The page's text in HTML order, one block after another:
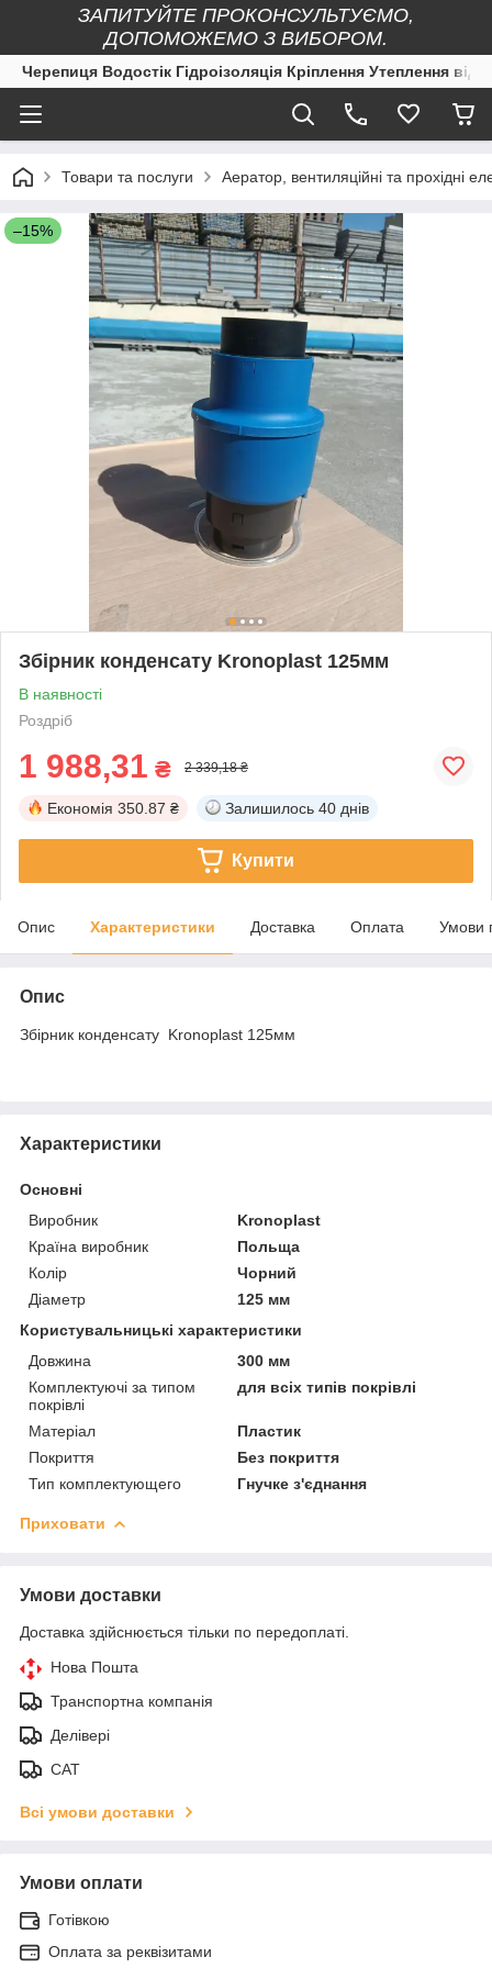
ЗАПИТУЙТЕ ПРОКОНСУЛЬТУЄМО,
ДОПОМОЖЕМО З ВИБОРОМ.
Черепиця Водостік Гідроізоляція Кріплення Утеплення
Товари та послуги Аератор, вентиляційні та прохідні
–15%
Збірник конденсату Kronoplast 125мм
В наявності
Роздріб
1 988,31 ₴ 2 339,18 ₴
Економія 350.87 ₴ Залишилось 40 днів
Купити
Опис Характеристики Доставка Оплата Умови
Опис
Збірник конденсату Kronoplast 125мм
Характеристики
Основні
Виробник
Kronoplast
Країна виробник
Польща
Колір
Чорний
Діаметр
125 мм
Користувальницькі характеристики
Довжина
300 мм
Комплектуючі за типом
покрівлі
для всіх типів покрівлі
Матеріал
Пластик
Покриття
Без покриття
Тип комплектующего
Гнучке з'єднання
Приховати
Умови доставки
Доставка здійснюється тільки по передоплаті.
Нова Пошта
Транспортна компанія
Делівері
САТ
Всі умови доставки
Умови оплати
Готівкою
Оплата за реквізитами